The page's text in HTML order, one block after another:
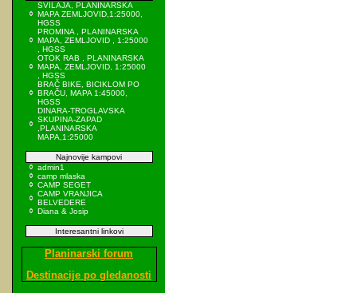
SVILAJA, PLANINARSKA
MAPA ZEMLJOVID,1:25000,
HGSS
PROMINA , PLANINARSKA
MAPA, ZEMLJOVID , 1:25000
, HGSS
OTOK RAB , PLANINARSKA
MAPA, ZEMLJOVID, 1:25000
, HGSS
BRAČ BIKE, BICIKLOM PO
BRAČU, MAPA 1:45000,
HGSS
DINARA-TROGLAVSKA
SKUPINA-ZAPAD
,PLANINARSKA
MAPA,1:25000
Najnovije kampovi
admin1
camp mlaska
CAMP SEGET
CAMP VRANJICA
BELVEDERE
Diana & Josip
Interesantni linkovi
Planinarski forum
Destinacije po gledanosti